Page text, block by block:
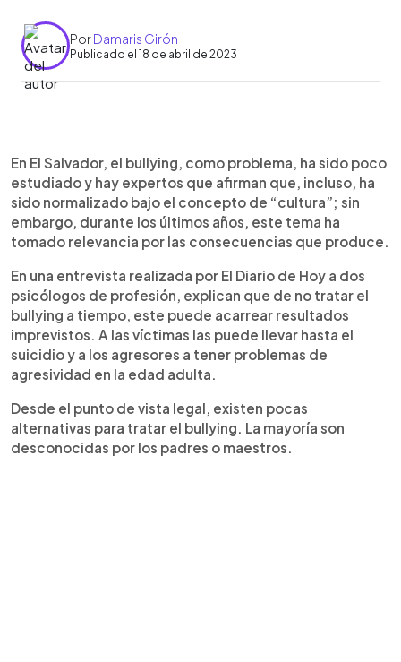
PorDamaris Girón
Publicado el 18 de abril de 2023
► Escuchar artículo
En El Salvador, el bullying, como problema, ha sido poco
estudiado y hay expertos que afirman que, incluso, ha
sido normalizado bajo el concepto de “cultura”; sin
embargo, durante los últimos años, este tema ha
tomado relevancia por las consecuencias que produce.
En una entrevista realizada por El Diario de Hoy a dos
psicólogos de profesión, explican que de no tratar el
bullying a tiempo, este puede acarrear resultados
imprevistos. A las víctimas las puede llevar hasta el
suicidio y a los agresores a tener problemas de
agresividad en la edad adulta.
Desde el punto de vista legal, existen pocas
alternativas para tratar el bullying. La mayoría son
desconocidas por los padres o maestros.